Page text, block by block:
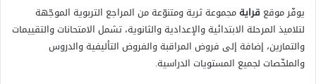
يوفّر موقع قرايةمجموعة ثرية ومتنوّعة من المراجع التربوية الموجّهة
لتلاميذ المرحلة الابتدائية والإعدادية والثانوية، تشمل الامتحانات والتقييمات
والتمارين، إضافة إلى فروض المراقبة والفروض التأليفية والدروس
والملخّصات لجميع المستويات الدراسية.